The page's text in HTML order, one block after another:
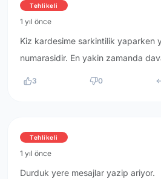
Tehlikeli
1 yıl önce
Kiz kardesime sarkintilik yaparken
numarasidir. En yakin zamanda
3 0
Tehlikeli
1 yıl önce
Durduk yere mesajlar yazip ariyor.